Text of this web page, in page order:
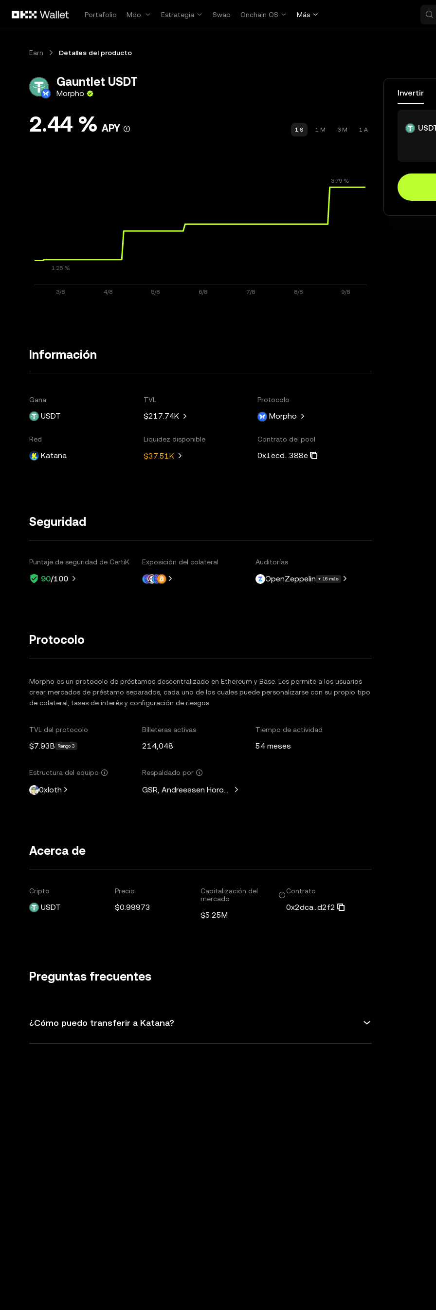
Portafolio
Mdo. Estrategia Swap Onchain OS Más
Earn Detalles del producto
Gauntlet USDT
Morpho
2.44 % APY 1 S 1 M 3 M 1 A
Información
Gana
USDT
TVL
$217.74K
Protocolo
Morpho
Red
Katana
Liquidez disponible
$37.51K
Contrato del pool
0x1ecd...388e
Seguridad
Puntaje de seguridad de CertiK
90/100
Exposición del colateral Auditorías
OpenZeppelin + 16 más
Protocolo
Morpho es un protocolo de préstamos descentralizado en Ethereum y Base. Les permite a los usuarios
crear mercados de préstamo separados, cada uno de los cuales puede personalizarse con su propio tipo
de colateral, tasas de interés y configuración de riesgos.
TVL del protocolo
$7.93B Rango 3
Billeteras activas
214,048
Tiempo de actividad
54 meses
Estructura del equipo
0xloth
Respaldado por
GSR, Andreessen Horowitz, Mechanism Capital, Variant Fund, Nascent,
Acerca de
Cripto
USDT
Precio
$0.99973
Capitalización del
mercado
$5.25M
Contrato
0x2dca...d2f2
Preguntas frecuentes
¿Cómo puedo transferir a Katana?
Invertir